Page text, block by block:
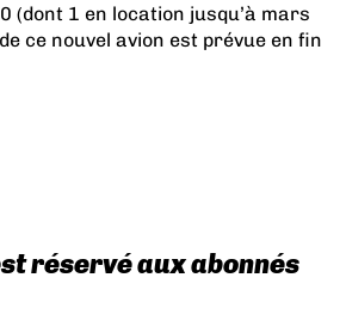
(dont 1 en location jusqu’à mars
ce nouvel avion est prévue en fin
réservé aux abonnés